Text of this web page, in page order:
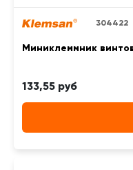
304422
Миниклеммник
133,55 руб